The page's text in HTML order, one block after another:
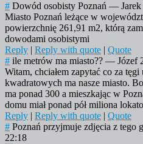
# Dowód osobisty Poznań — Jarek
Miasto Poznań leżące w
powierzchnię 261,91 m2, którą
dowodami osobistymi
Reply | Reply with quote | Quote
# ile metrów ma miasto?? — Józef
Witam, chciałem zapytać co za tęgi
kwadratowych ma nasze miasto.
ma ponad 300 a mieszkając w
domu miał ponad pół miliona
Reply | Reply with quote | Quote
# Poznań przyjmuje zdjęcia z tego
22:18